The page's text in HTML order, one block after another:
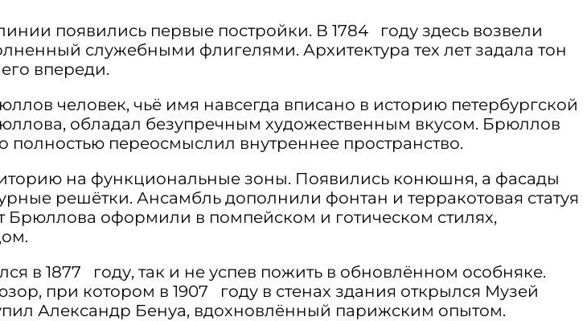
появились первые постройки. В 1784 году здесь возвели
служебными флигелями. Архитектура тех лет задала тон
впереди.
человек, чьё имя навсегда вписано в историю петербургской
обладал безупречным художественным вкусом. Брюллов
переосмыслил внутреннее пространство.
на функциональные зоны. Появились конюшня, а фасады
решётки. Ансамбль дополнили фонтан и терракотовая статуя
Брюллова оформили в помпейском и готическом стилях,
в 1877 году, так и не успев пожить в обновлённом особняке.
при котором в 1907 году в стенах здания открылся Музей
Александр Бенуа, вдохновлённый парижским опытом.